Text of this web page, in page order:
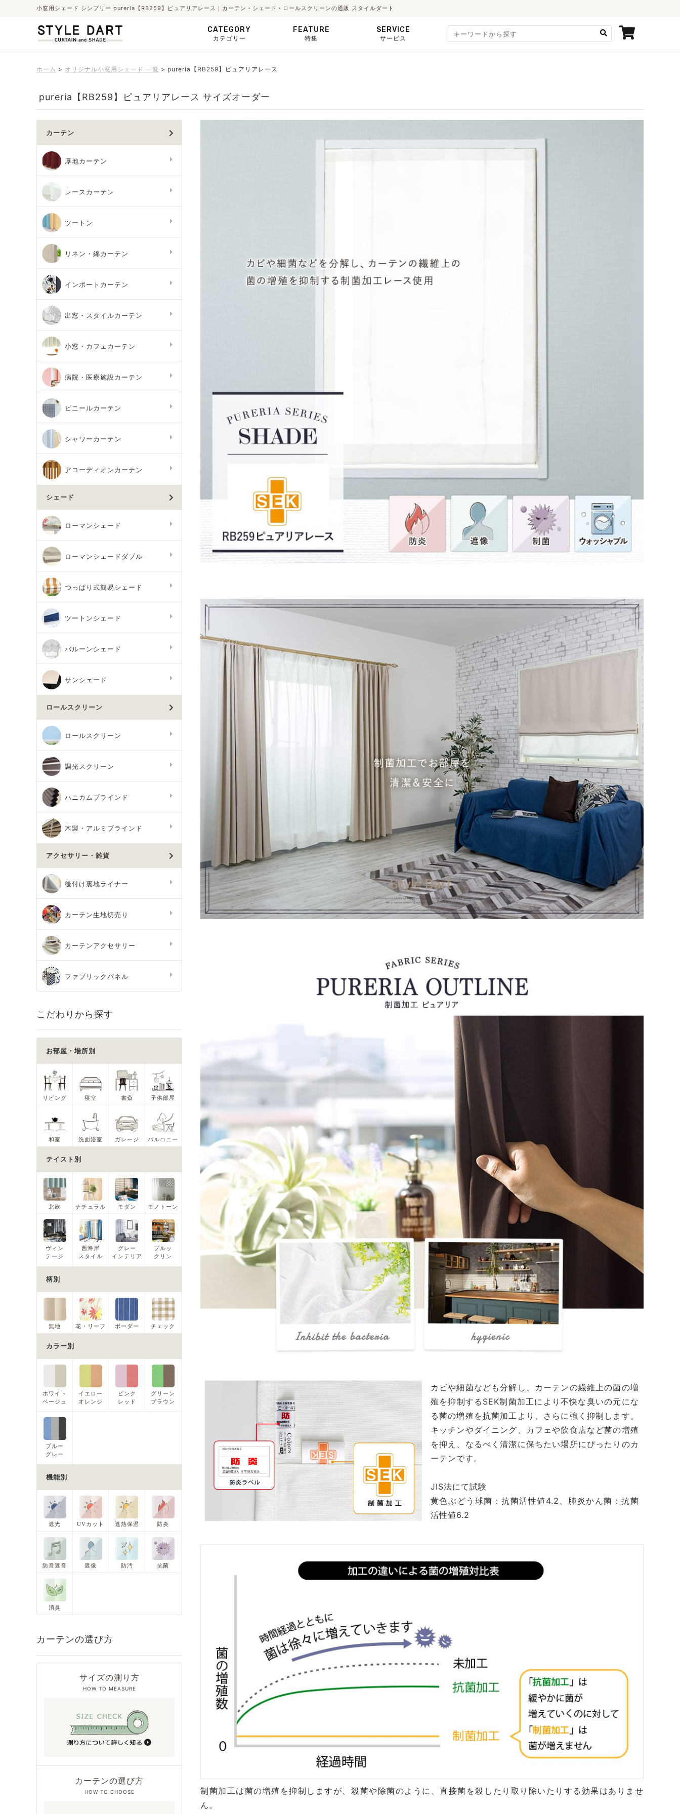
小窓用シェード シンプリー pureria【RB259】ピュアリアレース｜カーテン・シェード・ロールスクリーンの通販 スタイルダート
CATEGORY
カテゴリー
FEATURE
特集
SERVICE
サービス
ホーム オリジナル小窓用シェード 一覧 pureria【RB259】ピュアリアレース
pureria【RB259】ピュアリアレース サイズオーダー
カビや細菌なども分解し、カーテンの繊維上の菌の増
殖を抑制するSEK制菌加工により不快な臭いの元にな
る菌の増殖を抗菌加工より、さらに強く抑制します。
キッチンやダイニング、カフェや飲食店など菌の増殖
を抑え、なるべく清潔に保ちたい場所にぴったりのカ
ーテンです。
JIS法にて試験
黄色ぶどう球菌：抗菌活性値4.2、肺炎かん菌：抗菌
活性値6.2
制菌加工は菌の増殖を抑制しますが、殺菌や除菌のように、直接菌を殺したり取り除いたりする効果はありませ
ん。
カーテン
厚地カーテン
レースカーテン
ツートン
リネン・綿カーテン
インポートカーテン
出窓・スタイルカーテン
小窓・カフェカーテン
病院・医療施設カーテン
ビニールカーテン
シャワーカーテン
アコーディオンカーテン
シェード
ローマンシェード
ローマンシェードダブル
つっぱり式簡易シェード
ツートンシェード
バルーンシェード
サンシェード
ロールスクリーン
ロールスクリーン
調光スクリーン
ハニカムブラインド
木製・アルミブラインド
アクセサリー・雑貨
後付け裏地ライナー
カーテン生地切売り
カーテンアクセサリー
ファブリックパネル
こだわりから探す
お部屋・場所別
リビング 寝室 書斎 子供部屋
和室 洗面浴室 ガレージ バルコニー
テイスト別
北欧 ナチュラル モダン モノトーン
ヴィン
テージ
西海岸
スタイル
グレー
インテリア
ブルッ
クリン
柄別
無地 花・リーフ ボーダー チェック
カラー別
ホワイト
ベージュ
イエロー
オレンジ
ピンク
レッド
グリーン
ブラウン
ブルー
グレー
機能別
遮光 UVカット 遮熱保温 防炎
防音遮音 遮像 防汚 抗菌
消臭
カーテンの選び方
サイズの測り方
HOW TO MEASURE
カーテンの選び方
HOW TO CHOOSE